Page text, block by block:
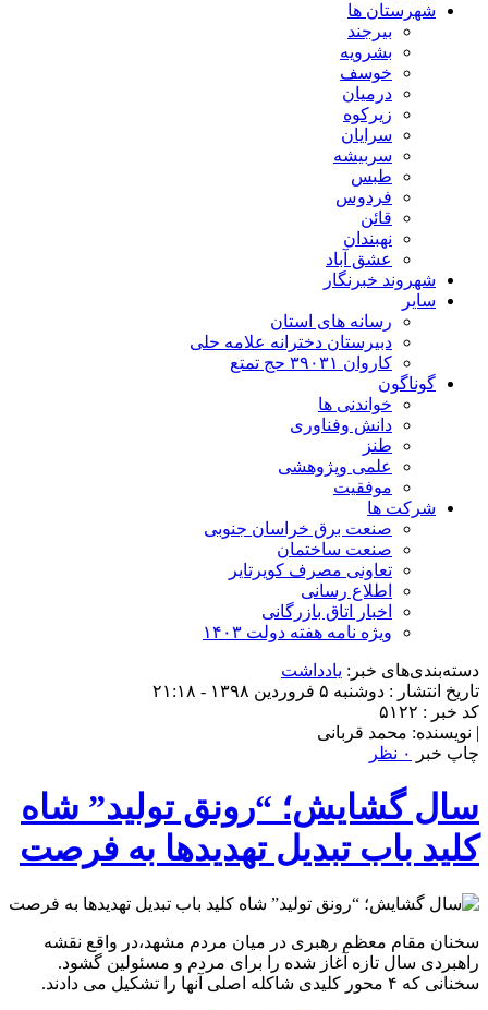
شهرستان ها
بیرجند
بشرویه
خوسف
درمیان
زیرکوه
سرایان
سربیشه
طبس
فردوس
قائن
نهبندان
عشق آباد
شهروند خبرنگار
سایر
رسانه های استان
دبیرستان دخترانه علامه حلی
کاروان ۳۹۰۳۱ حج تمتع
گوناگون
خواندنی ها
دانش وفناوری
طنز
علمی وپژوهشی
موفقیت
شرکت ها
صنعت برق خراسان جنوبی
صنعت ساختمان
تعاونی مصرف کویرتایر
اطلاع رسانی
اخبار اتاق بازرگانی
ویژه نامه هفته دولت ۱۴۰۳
دسته‌بندی‌های خبر: یادداشت
تاریخ انتشار : دوشنبه ۵ فروردین ۱۳۹۸ - ۲۱:۱۸
کد خبر : ۵۱۲۲
| نویسنده: محمد قربانی
چاپ خبر
۰ نظر
سال گشایش؛ “رونق تولید” شاه
کلید باب تبدیل تهدیدها به فرصت
سخنان مقام معظم رهبری در میان مردم مشهد،در واقع نقشه
راهبردی سال تازه آغاز شده را برای مردم و مسئولین گشود.
سخنانی که ۴ محور کلیدی شاکله اصلی آنها را تشکیل می دادند.